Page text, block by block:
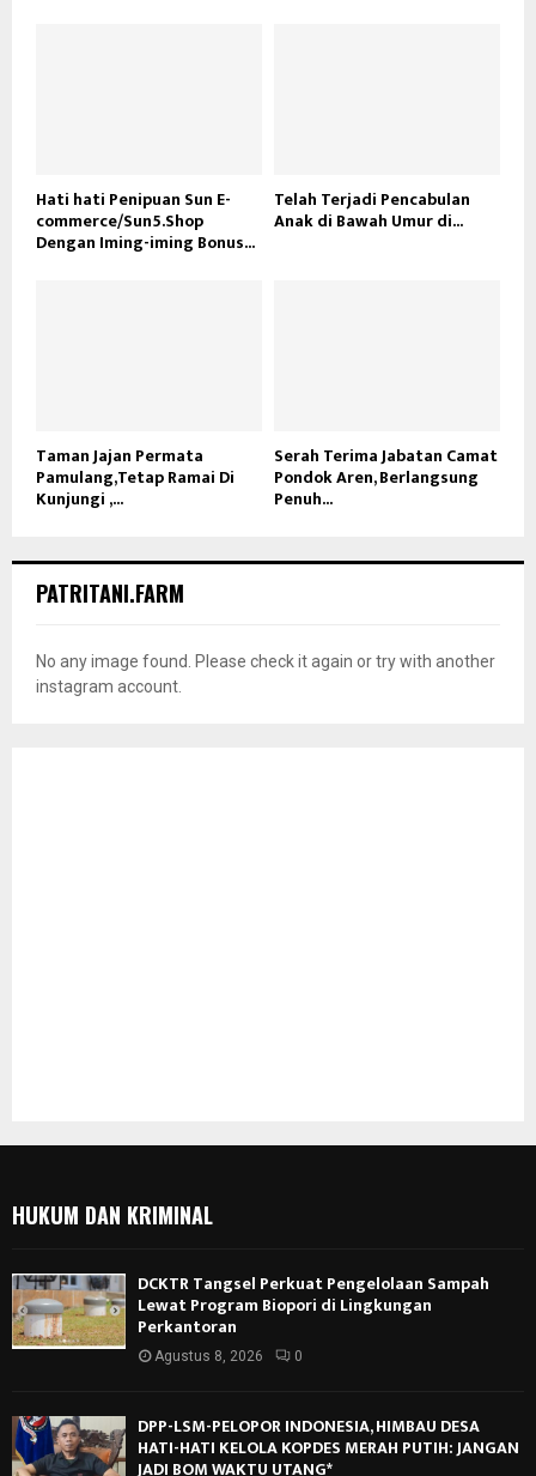
Hati hati Penipuan Sun E-
commerce/Sun5.Shop
Dengan Iming-iming Bonus...
Telah Terjadi Pencabulan
Anak di Bawah Umur di...
Taman Jajan Permata
Pamulang,Tetap Ramai Di
Kunjungi ,...
Serah Terima Jabatan Camat
Pondok Aren, Berlangsung
Penuh...
PATRITANI.FARM
No any image found. Please check it again or try with another
instagram account.
HUKUM DAN KRIMINAL
DCKTR Tangsel Perkuat Pengelolaan Sampah
Lewat Program Biopori di Lingkungan
Perkantoran
Agustus 8, 2026 0
DPP-LSM-PELOPOR INDONESIA, HIMBAU DESA
HATI-HATI KELOLA KOPDES MERAH PUTIH: JANGAN
JADI BOM WAKTU UTANG*